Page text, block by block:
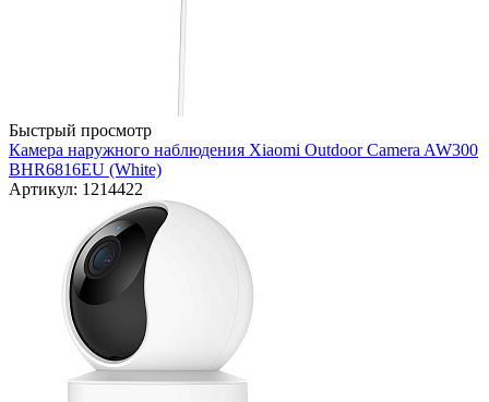
Быстрый просмотр
Камера наружного наблюдения Xiaomi Outdoor Camera AW300
BHR6816EU (White)
Артикул: 1214422